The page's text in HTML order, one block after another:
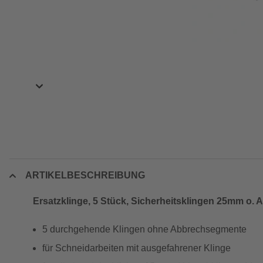
ARTIKELBESCHREIBUNG
Ersatzklinge, 5 Stück, Sicherheitsklingen 25mm o.
5 durchgehende Klingen ohne Abbrechsegmente
für Schneidarbeiten mit ausgefahrener Klinge